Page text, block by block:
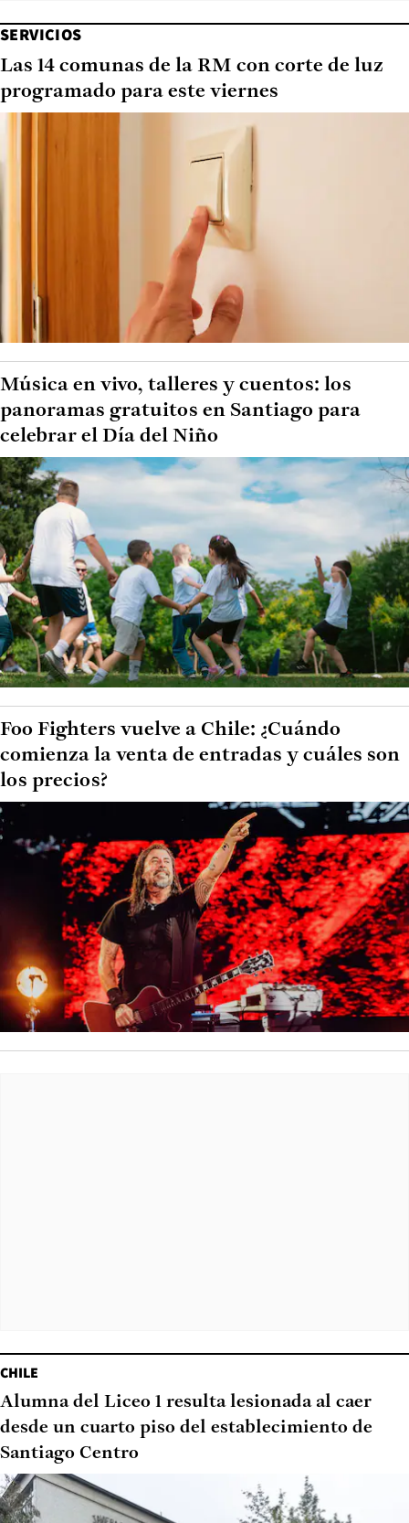
SERVICIOS
Las 14 comunas de la RM con corte de luz
programado para este viernes
Música en vivo, talleres y cuentos: los
panoramas gratuitos en Santiago para
celebrar el Día del Niño
Foo Fighters vuelve a Chile: ¿Cuándo
comienza la venta de entradas y cuáles son
los precios?
CHILE
Alumna del Liceo 1 resulta lesionada al caer
desde un cuarto piso del establecimiento de
Santiago Centro